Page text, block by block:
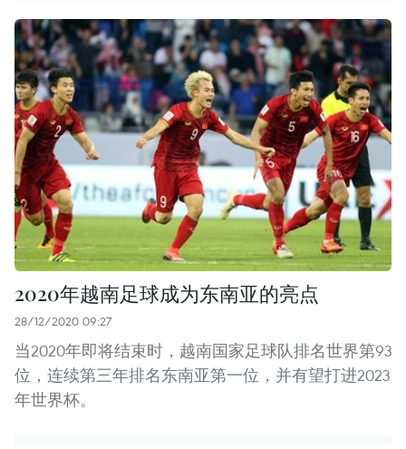
2020年越南足球成为东南亚的亮点
28/12/2020 09:27
当2020年即将结束时，越南国家足球队排名世界第93
位，连续第三年排名东南亚第一位，并有望打进2023
年世界杯。